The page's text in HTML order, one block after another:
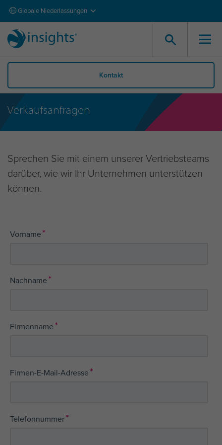
Globale Niederlassungen
Kontakt
Verkaufsanfragen
Sprechen Sie mit einem unserer Vertriebsteams
darüber, wie wir Ihr Unternehmen unterstützen
können.
Vorname*
Nachname*
Firmenname*
Firmen-E-Mail-Adresse*
Telefonnummer*